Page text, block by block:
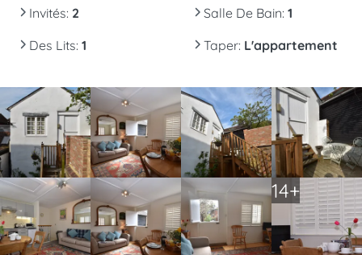
Invités: 2 Salle De Bain: 1
Des Lits: 1 Taper: L'appartement
14+